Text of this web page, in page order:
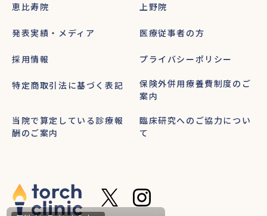
恵比寿院 上野院
発表実績・メディア 医療従事者の方
採用情報 プライバシーポリシー
特定商取引法に基づく表記
保険外併用療養費制度のご
案内
当院で算定している診療報
酬のご案内
臨床研究へのご協力につい
て